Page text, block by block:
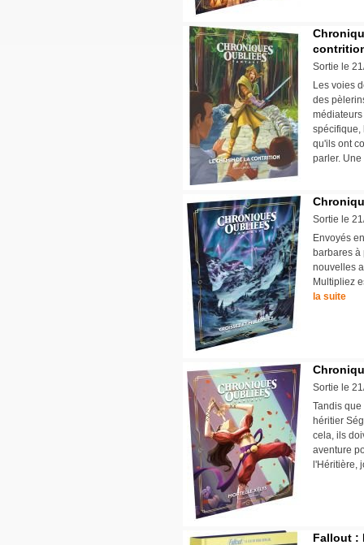
Sortie le
Les voies
des
spécifique,
qu'ils ont
parler.
Sortie le
Envoyés
barbares à
nouvelles
Multipliez
la suite
Sortie le
Tandis
héritier
cela, ils
aventure
Fallout :